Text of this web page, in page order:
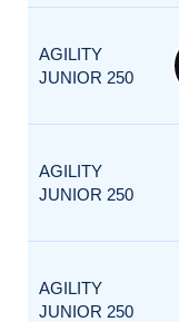
AGILITY
JUNIOR 250
AGILITY
JUNIOR 250
AGILITY
JUNIOR 250